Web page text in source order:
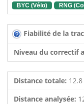
BYC (Vélo) RNG
Fiabilité de la
Niveau du correctif
Distance totale:
Distance analysée: